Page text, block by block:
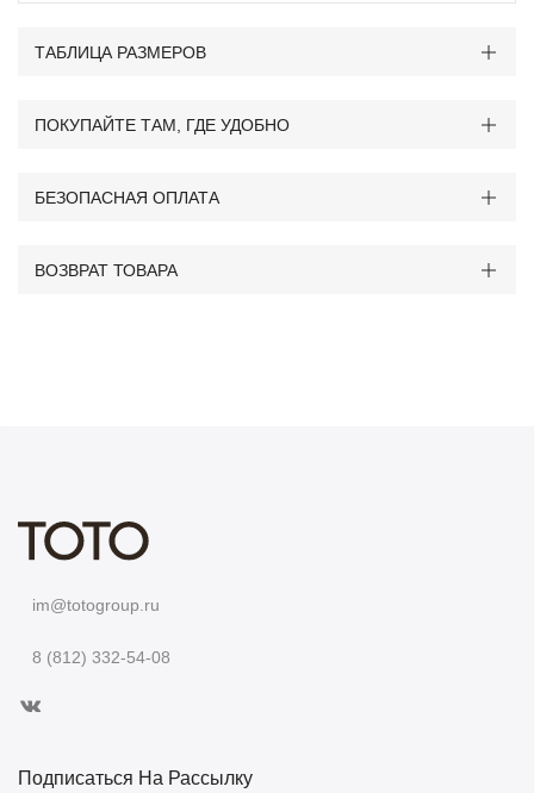
ТАБЛИЦА РАЗМЕРОВ
ПОКУПАЙТЕ ТАМ, ГДЕ УДОБНО
БЕЗОПАСНАЯ ОПЛАТА
ВОЗВРАТ ТОВАРА
im@totogroup.ru
8 (812) 332-54-08
Подписаться На Рассылку